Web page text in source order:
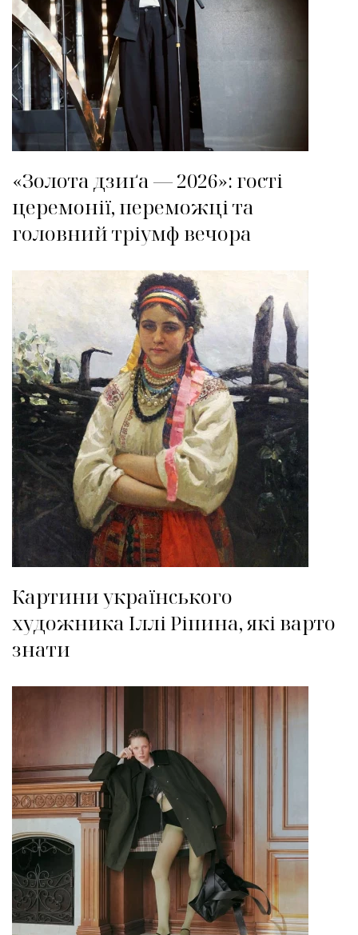
«Золота дзиґа — 2026»: гості
церемонії, переможці та
головний тріумф вечора
Картини українського
художника Іллі Ріпина, які варто
знати